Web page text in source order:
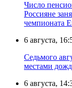
Число
Россияне
чемпионата
6 августа,
Седьмого
местами
6 августа,